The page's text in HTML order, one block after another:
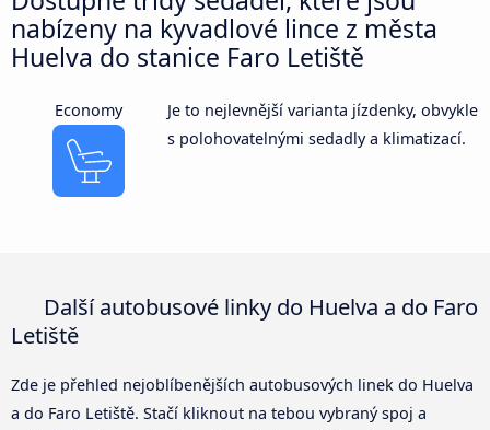
nabízeny na kyvadlové lince z města
Huelva do stanice Faro Letiště
Economy
Je to nejlevnější varianta jízdenky, obvykle
s polohovatelnými sedadly a klimatizací.
Další autobusové linky do Huelva a do Faro
Letiště
Zde je přehled nejoblíbenějších autobusových linek do Huelva
a do Faro Letiště. Stačí kliknout na tebou vybraný spoj a